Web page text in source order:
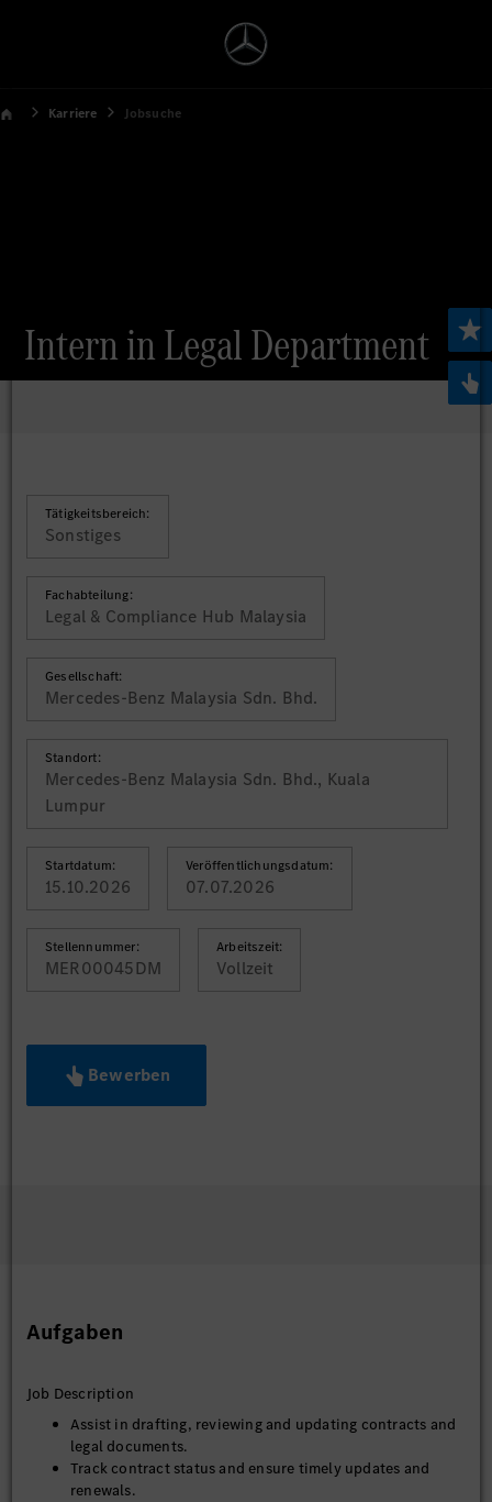
Karriere Jobsuche
Intern in Legal Department
Tätigkeitsbereich:
Sonstiges
Fachabteilung:
Legal & Compliance Hub Malaysia
Gesellschaft:
Mercedes-Benz Malaysia Sdn. Bhd.
Standort:
Mercedes-Benz Malaysia Sdn. Bhd., Kuala
Lumpur
Startdatum:
15.10.2026
Veröffentlichungsdatum:
07.07.2026
Stellennummer:
MER00045DM
Arbeitszeit:
Vollzeit
Bewerben
Aufgaben
Job Description
Assist in drafting, reviewing and updating contracts and
legal documents.
Track contract status and ensure timely updates and
renewals.